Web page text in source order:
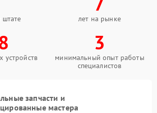
штате лет на рынке
устройств
3
минимальный опыт работы
специалистов
запчасти и
мастера